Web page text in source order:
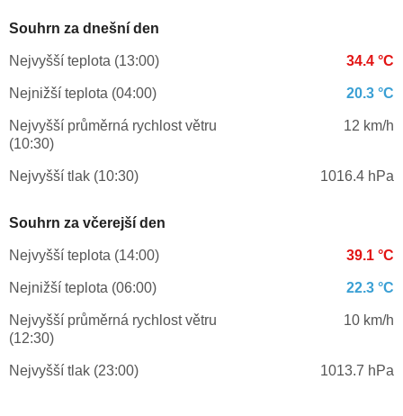
Souhrn za dnešní den
Nejvyšší teplota (13:00) 34.4 °C
Nejnižší teplota (04:00) 20.3 °C
Nejvyšší průměrná rychlost větru
(10:30)
12 km/h
Nejvyšší tlak (10:30) 1016.4 hPa
Souhrn za včerejší den
Nejvyšší teplota (14:00) 39.1 °C
Nejnižší teplota (06:00) 22.3 °C
Nejvyšší průměrná rychlost větru
(12:30)
10 km/h
Nejvyšší tlak (23:00) 1013.7 hPa